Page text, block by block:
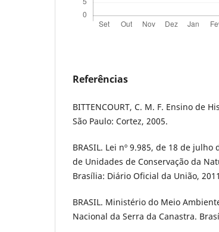
Referências
BITTENCOURT, C. M. F. Ensino de
São Paulo: Cortez, 2005.
BRASIL. Lei nº 9.985, de 18 de
de Unidades de Conservação da
Brasília: Diário Oficial da União,
BRASIL. Ministério do Meio
Nacional da Serra da Canastra.